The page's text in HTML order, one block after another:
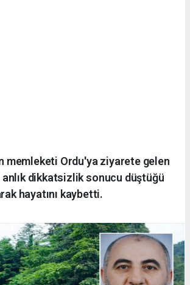
memleketi Ordu'ya ziyarete gelen
anlık dikkatsizlik sonucu düştüğü
hayatını kaybetti.